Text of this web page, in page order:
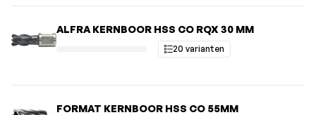
ALFRA KERNBOOR HSS CO RQX 30 MM
20 varianten
FORMAT KERNBOOR HSS CO 55MM